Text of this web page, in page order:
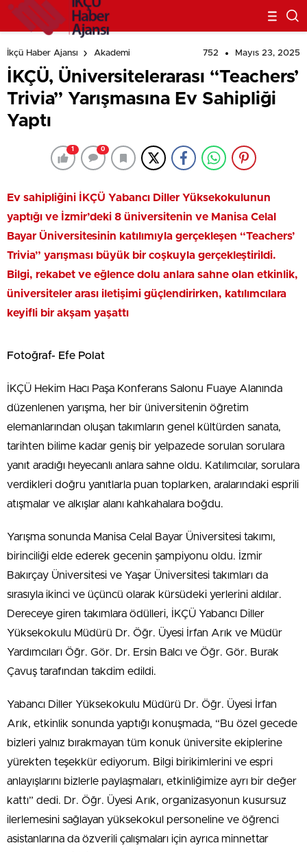
İkçü Haber Ajansı Akademi 752 Mayıs 23, 2025
İKÇÜ, Üniversitelerarası “Teachers’
Trivia” Yarışmasına Ev Sahipliği
Yaptı
1 0
Ev sahipliğini İKÇÜ Yabancı Diller Yüksekokulunun
yaptığı ve İzmir’deki 8 üniversitenin ve Manisa Celal
Bayar Üniversitesinin katılımıyla gerçekleşen “Teachers’
Trivia” yarışması büyük bir coşkuyla gerçekleştirildi.
Bilgi, rekabet ve eğlence dolu anlara sahne olan etkinlik,
üniversiteler arası iletişimi güçlendirirken, katılımcılara
keyifli bir akşam yaşattı
Fotoğraf- Efe Polat
İKÇÜ Hekim Hacı Paşa Konferans Salonu Fuaye Alanında
düzenlenen yarışma, her bir üniversitenin öğretim
elemanlarından oluşan takımların genel kültürden sanata,
tarihten bilime kadar geniş bir yelpazede sorulan sorulara
yanıt aradığı heyecanlı anlara sahne oldu. Katılımcılar, sorulara
verdikleri doğru yanıtlarla puan toplarken, aralarındaki esprili
atışmalar ve alkışlar alanı kahkahalara boğdu.
Yarışma sonunda Manisa Celal Bayar Üniversitesi takımı,
birinciliği elde ederek gecenin şampiyonu oldu. İzmir
Bakırçay Üniversitesi ve Yaşar Üniversitesi takımları da
sırasıyla ikinci ve üçüncü olarak kürsüdeki yerlerini aldılar.
Dereceye giren takımlara ödülleri, İKÇÜ Yabancı Diller
Yüksekokulu Müdürü Dr. Öğr. Üyesi İrfan Arık ve Müdür
Yardımcıları Öğr. Gör. Dr. Ersin Balcı ve Öğr. Gör. Burak
Çavuş tarafından takdim edildi.
Yabancı Diller Yüksekokulu Müdürü Dr. Öğr. Üyesi İrfan
Arık, etkinlik sonunda yaptığı konuşmada, “Bu özel gecede
bizleri yalnız bırakmayan tüm konuk üniversite ekiplerine
yürekten teşekkür ediyorum. Bilgi birikimlerini ve espri
anlayışlarını bizlerle paylaşmaları, etkinliğimize ayrı bir değer
kattı” dedi. Dr. Öğr. Üyesi Arık, organizasyonun kusursuz
ilerlemesini sağlayan yüksekokul personeline ve öğrenci
asistanlarına da özverili çalışmaları için ayrıca minnettar